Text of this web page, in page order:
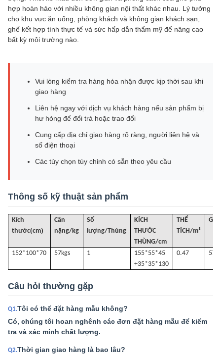
hợp hoàn hảo với nhiều không gian nội thất khác nhau. Lý tưởng
cho khu vực ăn uống, phòng khách và không gian khách sạn,
ghế kết hợp tính thực tế và sức hấp dẫn thẩm mỹ để nâng cao
bất kỳ môi trường nào.
Vui lòng kiểm tra hàng hóa nhận được kịp thời sau khi
giao hàng
Liên hệ ngay với dịch vụ khách hàng nếu sản phẩm bị
hư hỏng để đổi trả hoặc trao đổi
Cung cấp địa chỉ giao hàng rõ ràng, người liên hệ và
số điện thoại
Các tùy chọn tùy chỉnh có sẵn theo yêu cầu
Thông số kỹ thuật sản phẩm
Kích
thước(cm)
Cân
nặng/kg
Số
lượng/Thùng
KÍCH
THƯỚC
THÙNG/cm
THỂ
TÍCH/m³
G
152*100*70 57kgs 1
155*55*45
+35*35*130
0.47 57
Câu hỏi thường gặp
Q1.Tôi có thể đặt hàng mẫu không?
Có, chúng tôi hoan nghênh các đơn đặt hàng mẫu để kiểm
tra và xác minh chất lượng.
Q2.Thời gian giao hàng là bao lâu?